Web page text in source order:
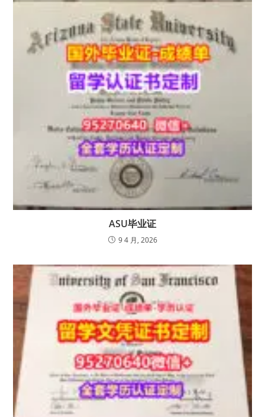
ASU毕业证
9 4 月, 2026